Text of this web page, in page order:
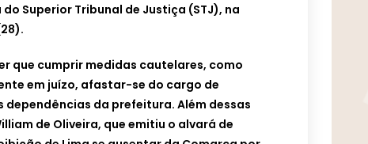
Superior Tribunal de Justiça (STJ), na
que cumprir medidas cautelares, como
em juízo, afastar-se do cargo de
dependências da prefeitura. Além dessas
de Oliveira, que emitiu o alvará de